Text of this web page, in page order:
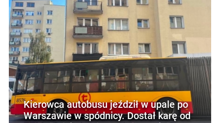
Kierowca autobusu jeździł w upale po
Warszawie w spódnicy. Dostał karę od